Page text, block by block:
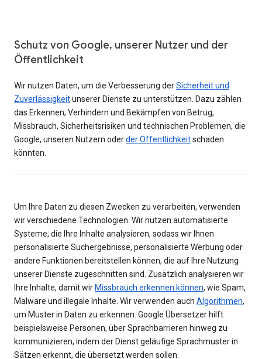
Schutz von Google, unserer Nutzer und der
Öffentlichkeit
Wir nutzen Daten, um die Verbesserung derSicherheit und
Zuverlässigkeitunserer Dienste zu unterstützen. Dazu zählen
das Erkennen, Verhindern und Bekämpfen von Betrug,
Missbrauch, Sicherheitsrisiken und technischen Problemen, die
Google, unseren Nutzern oderder Öffentlichkeitschaden
könnten.
Um Ihre Daten zu diesen Zwecken zu verarbeiten, verwenden
wir verschiedene Technologien. Wir nutzen automatisierte
Systeme, die Ihre Inhalte analysieren, sodass wir Ihnen
personalisierte Suchergebnisse, personalisierte Werbung oder
andere Funktionen bereitstellen können, die auf Ihre Nutzung
unserer Dienste zugeschnitten sind. Zusätzlich analysieren wir
Ihre Inhalte, damit wir Missbrauch erkennen können, wie Spam,
Malware und illegale Inhalte. Wir verwenden auch Algorithmen,
um Muster in Daten zu erkennen. Google Übersetzer hilft
beispielsweise Personen, über Sprachbarrieren hinweg zu
kommunizieren, indem der Dienst geläufige Sprachmuster in
Sätzen erkennt, die übersetzt werden sollen.